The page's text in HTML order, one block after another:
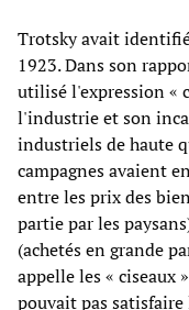
Trotsky avait
1923. Dans son
utilisé l'expression «
l'industrie et son
industriels de haute
campagnes avaient
entre les prix des
partie par les
(achetés en grande
appelle les « ciseaux
pouvait pas satisfaire